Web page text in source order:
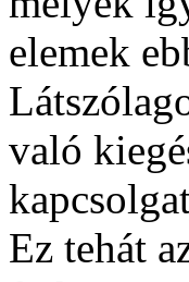
elemek
való
Ez tehát